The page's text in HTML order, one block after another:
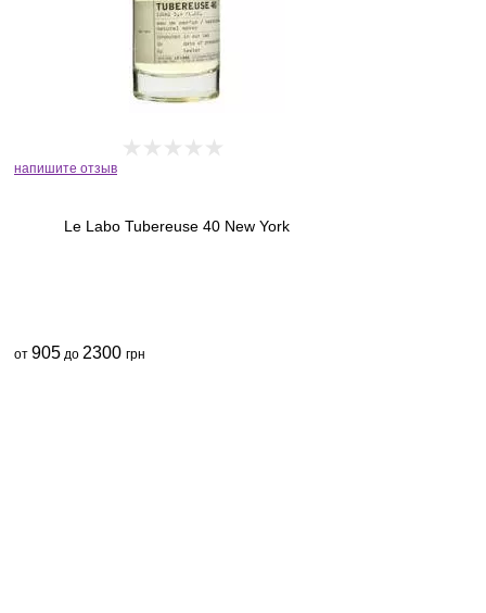
напишите отзыв
Le Labo Tubereuse 40 New York
от 905 до 2300 грн